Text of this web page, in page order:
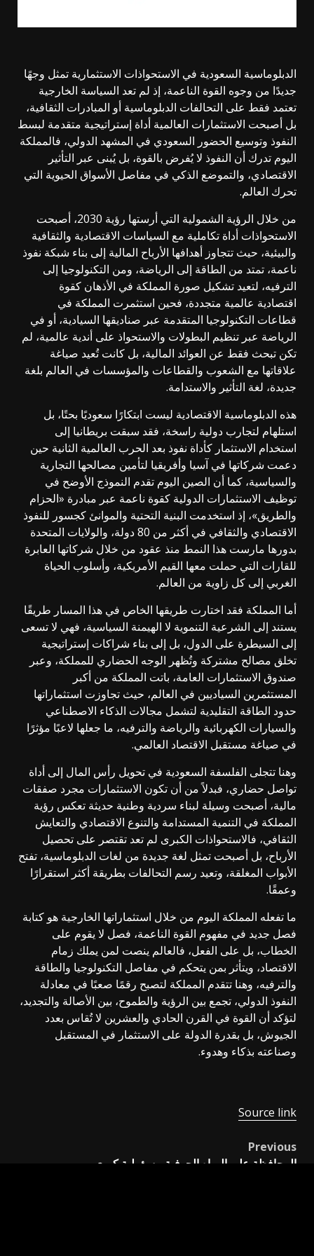
الدبلوماسية السعودية في الاستحواذات الاستثمارية تمثل وجهًا
جديدًا من وجوه القوة الناعمة، إذ لم تعد السياسة الخارجية
تعتمد فقط على التحالفات الدبلوماسية أو المبادرات الثقافية،
بل أصبحت الاستثمارات العالمية أداة إستراتيجية متقدمة لبسط
النفوذ وتوسيع الحضور السعودي في المشهد الدولي، فالمملكة
اليوم تدرك أن النفوذ لا يُفرض بالقوة، بل يُبنى عبر التأثير
الاقتصادي، والتموضع الذكي في مفاصل الأسواق الحيوية التي
تحرك العالم.
من خلال الرؤية الشمولية التي أرستها رؤية 2030، أصبحت
الاستحواذات أداة تكاملية مع السياسات الاقتصادية والثقافية
والبيئية، حيث تتجاوز أهدافها الأرباح المالية إلى بناء شبكة نفوذ
ناعمة، تمتد من الطاقة إلى الرياضة، ومن التكنولوجيا إلى
الترفيه، لتعيد تشكيل صورة المملكة في الأذهان كقوة
اقتصادية عالمية متجددة، فحين استثمرت المملكة في
قطاعات التكنولوجيا المتقدمة عبر صناديقها السيادية، أو في
الرياضة عبر تنظيم البطولات والاستحواذ على أندية عالمية، لم
تكن تبحث فقط عن العوائد المالية، بل كانت تُعيد صياغة
علاقاتها مع الشعوب والقطاعات والمؤسسات في العالم بلغة
جديدة، لغة التأثير والاستدامة.
هذه الدبلوماسية الاقتصادية ليست ابتكارًا سعوديًا بحتًا، بل
استلهام لتجارب دولية راسخة، فقد سبقت بريطانيا إلى
استخدام الاستثمار كأداة نفوذ بعد الحرب العالمية الثانية حين
دعمت شركاتها في آسيا وأفريقيا لتأمين مصالحها التجارية
والسياسية، كما أن الصين اليوم تقدم النموذج الأوضح في
توظيف الاستثمارات الدولية كقوة ناعمة عبر مبادرة «الحزام
والطريق»، إذ استخدمت البنية التحتية والموانئ كجسور للنفوذ
الاقتصادي والثقافي في أكثر من 80 دولة، والولايات المتحدة
بدورها مارست هذا النمط منذ عقود من خلال شركاتها العابرة
للقارات التي حملت معها القيم الأمريكية، وأسلوب الحياة
الغربي إلى كل زاوية من العالم.
أما المملكة فقد اختارت طريقها الخاص في هذا المسار طريقًا
يستند إلى الشرعية التنموية لا الهيمنة السياسية، فهي لا تسعى
إلى السيطرة على الدول، بل إلى بناء شراكات إستراتيجية
تخلق مصالح مشتركة وتُظهر الوجه الحضاري للمملكة، وعبر
صندوق الاستثمارات العامة، باتت المملكة من أكبر
المستثمرين السياديين في العالم، حيث تجاوزت استثماراتها
حدود الطاقة التقليدية لتشمل مجالات الذكاء الاصطناعي
والسيارات الكهربائية والرياضة والترفيه، ما جعلها لاعبًا مؤثرًا
في صياغة مستقبل الاقتصاد العالمي.
وهنا تتجلى الفلسفة السعودية في تحويل رأس المال إلى أداة
تواصل حضاري، فبدلاً من أن تكون الاستثمارات مجرد صفقات
مالية، أصبحت وسيلة لبناء سردية وطنية حديثة تعكس رؤية
المملكة في التنمية المستدامة والتنوع الاقتصادي والتعايش
الثقافي، فالاستحواذات الكبرى لم تعد تقتصر على تحصيل
الأرباح، بل أصبحت تمثل لغة جديدة من لغات الدبلوماسية، تفتح
الأبواب المغلقة، وتعيد رسم التحالفات بطريقة أكثر استقرارًا
وعمقًا.
ما تفعله المملكة اليوم من خلال استثماراتها الخارجية هو كتابة
فصل جديد في مفهوم القوة الناعمة، فصل لا يقوم على
الخطاب، بل على الفعل، فالعالم ينصت لمن يملك زمام
الاقتصاد، ويتأثر بمن يتحكم في مفاصل التكنولوجيا والطاقة
والترفيه، وهنا تتقدم المملكة لتصبح رقمًا صعبًا في معادلة
النفوذ الدولي، تجمع بين الرؤية والطموح، بين الأصالة والتجديد،
لتؤكد أن القوة في القرن الحادي والعشرين لا تُقاس بعدد
الجيوش، بل بقدرة الدولة على الاستثمار في المستقبل
وصناعته بذكاء وهدوء.
Source link
Post
Previous
المحافظة على المياه الجوفية مسؤولية كبرى